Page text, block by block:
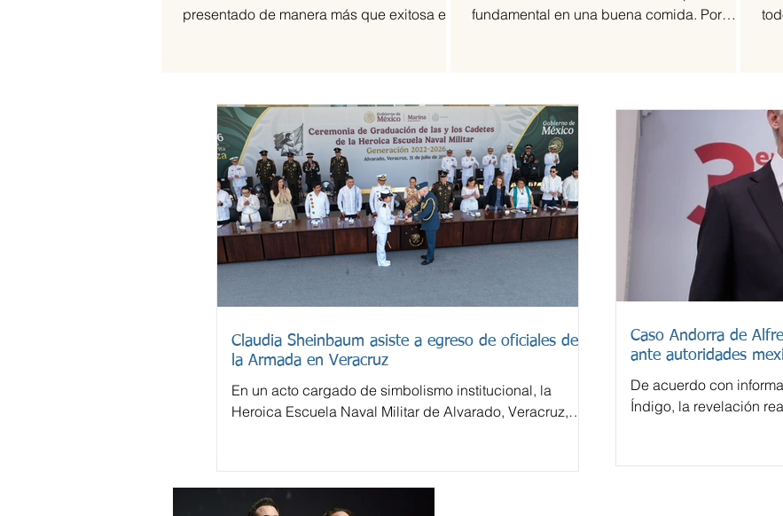
presentado de manera más que exitosa en
fundamental en una buena comida. Por
Claudia Sheinbaum asiste a egreso de oficiales de
la Armada en Veracruz
En un acto cargado de simbolismo institucional, la
Heroica Escuela Naval Militar de Alvarado, Veracruz,
Caso Andorra de
ante autoridades
De acuerdo con
Índigo, la revelación
derivó en una